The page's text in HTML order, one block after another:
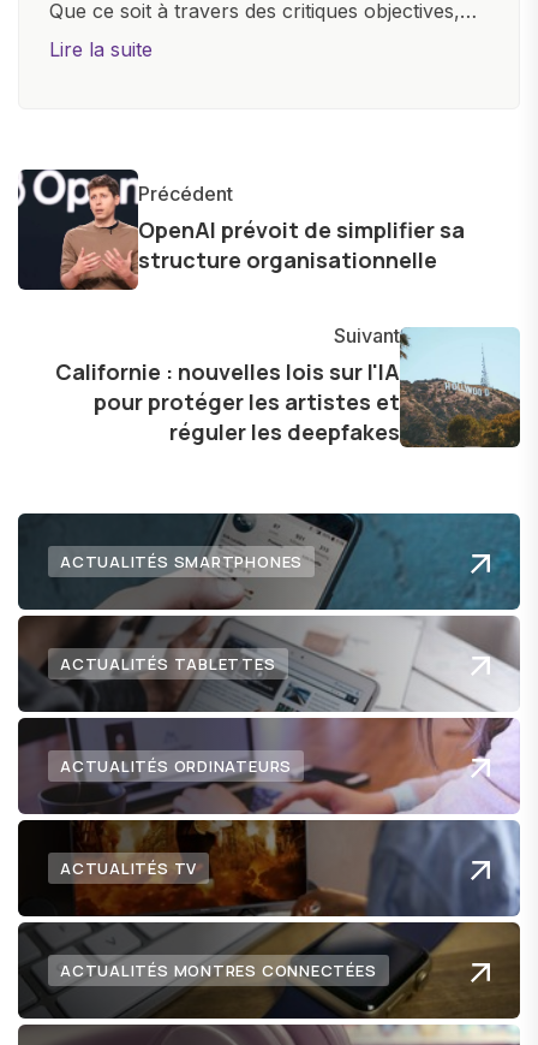
Que ce soit à travers des critiques objectives,
des guides d'achat ou des analyses
lumière les aspects pratiques de ces
innovations. Mon travail consiste également à
partager des réflexions sur l'impact de la
technologie sur notre vie quotidienne et à
Lire la suite
Précédent
OpenAI prévoit de simplifier sa
structure organisationnelle
Suivant
Californie : nouvelles lois sur l'IA
pour protéger les artistes et
réguler les deepfakes
ACTUALITÉS SMARTPHONES
ACTUALITÉS TABLETTES
ACTUALITÉS ORDINATEURS
ACTUALITÉS TV
ACTUALITÉS MONTRES CONNECTÉES